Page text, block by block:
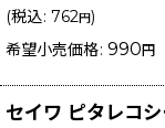
(税込: 762円)
希望小売価格: 990円
セイワ ピタレコ